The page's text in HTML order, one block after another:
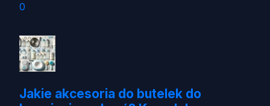
0
Jakie akcesoria do butelek do